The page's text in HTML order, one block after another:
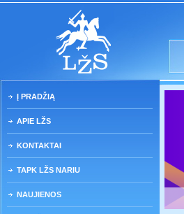
Į PRADŽIĄ
APIE LŽS
KONTAKTAI
TAPK LŽS NARIU
NAUJIENOS